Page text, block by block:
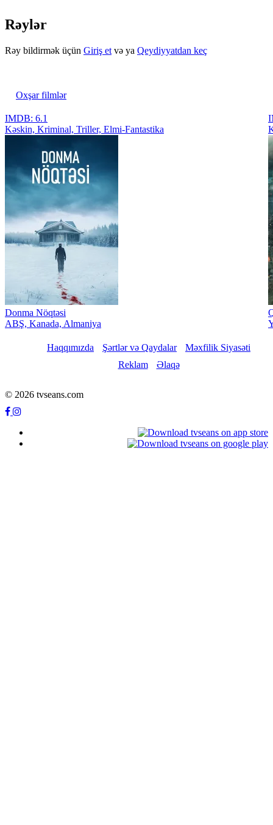
Rəylər
Rəy bildirmək üçün Giriş et və ya Qeydiyyatdan keç
Oxşar filmlər
IMDB: 6.1
Kəskin, Kriminal, Triller, Elmi-Fantastika
Donma Nöqtəsi
ABŞ, Kanada, Almaniya
Haqqımızda Şərtlər və Qaydalar
Məxfilik Siyasəti
Reklam
Əlaqə
© 2026 tvseans.com